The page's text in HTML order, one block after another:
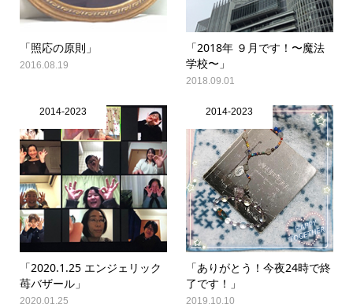
「照応の原則」
2016.08.19
「2018年 ９月です！〜魔法
学校〜」
2018.09.01
2014-2023
「2020.1.25 エンジェリック
苺バザール」
2020.01.25
2014-2023
「ありがとう！今夜24時で終
了です！」
2019.10.10